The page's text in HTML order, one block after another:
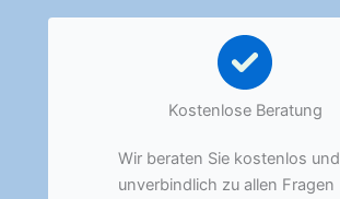
Kostenlose Beratung
Wir beraten Sie kostenlos und
unverbindlich zu allen Fragen